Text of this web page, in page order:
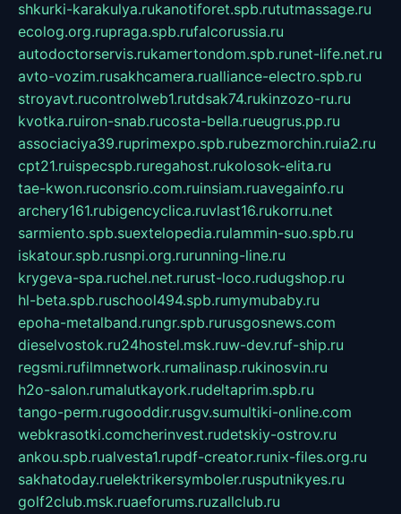
shkurki-karakulya.rukanotiforet.spb.rututmassage.ru
ecolog.org.rupraga.spb.rufalcorussia.ru
autodoctorservis.rukamertondom.spb.runet-life.net.ru
avto-vozim.rusakhcamera.rualliance-electro.spb.ru
stroyavt.rucontrolweb1.rutdsak74.rukinzozo-ru.ru
kvotka.ruiron-snab.rucosta-bella.rueugrus.pp.ru
associaciya39.ruprimexpo.spb.rubezmorchin.ruia2.ru
cpt21.ruispecspb.ruregahost.rukolosok-elita.ru
tae-kwon.ruconsrio.com.ruinsiam.ruavegainfo.ru
archery161.rubigencyclica.ruvlast16.rukorru.net
sarmiento.spb.suextelopedia.rulammin-suo.spb.ru
iskatour.spb.rusnpi.org.rurunning-line.ru
krygeva-spa.ruchel.net.rurust-loco.rudugshop.ru
hl-beta.spb.ruschool494.spb.rumymubaby.ru
epoha-metalband.rungr.spb.rurusgosnews.com
dieselvostok.ru24hostel.msk.ruw-dev.ruf-ship.ru
regsmi.rufilmnetwork.rumalinasp.rukinosvin.ru
h2o-salon.rumalutkayork.rudeltaprim.spb.ru
tango-perm.rugooddir.rusgv.sumultiki-online.com
webkrasotki.comcherinvest.rudetskiy-ostrov.ru
ankou.spb.rualvesta1.rupdf-creator.runix-files.org.ru
sakhatoday.ruelektrikersymboler.rusputnikyes.ru
golf2club.msk.ruaeforums.ruzallclub.ru